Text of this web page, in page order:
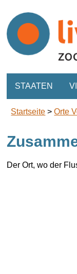
STAATEN
Startseite >Orte
Der Ort, wo der